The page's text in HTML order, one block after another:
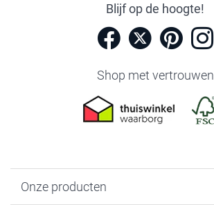
Blijf op de hoogte!
Shop met vertrouwen
Onze producten